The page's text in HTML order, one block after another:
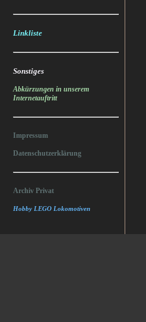
Linkliste
Sonstiges
Abkürzungen in unserem
Internetauftritt
Impressum
Datenschutzerklärung
Archiv Privat
Hobby LEGO Lokomotiven